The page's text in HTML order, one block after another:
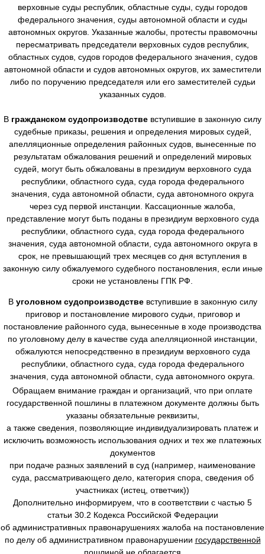
верховные суды республик, областные суды, суды городов
федерального значения, суды автономной области и суды
автономных округов. Указанные жалобы, протесты правомочны
пересматривать председатели верховных судов республик,
областных судов, судов городов федерального значения, судов
автономной области и судов автономных округов, их заместители
либо по поручению председателя или его заместителей судьи
указанных судов.
В гражданском судопроизводстве вступившие в законную силу
судебные приказы, решения и определения мировых судей,
апелляционные определения районных судов, вынесенные по
результатам обжалования решений и определений мировых
судей, могут быть обжалованы в президиум верховного суда
республики, областного суда, суда города федерального
значения, суда автономной области, суда автономного округа
через суд первой инстанции. Кассационные жалоба,
представление могут быть поданы в президиум верховного суда
республики, областного суда, суда города федерального
значения, суда автономной области, суда автономного округа в
срок, не превышающий трех месяцев со дня вступления в
законную силу обжалуемого судебного постановления, если иные
сроки не установлены ГПК РФ.
В уголовном судопроизводствевступившие в законную силу
приговор и постановление мирового судьи, приговор и
постановление районного суда, вынесенные в ходе производства
по уголовному делу в качестве суда апелляционной инстанции,
обжалуются непосредственно в президиум верховного суда
республики, областного суда, суда города федерального
значения, суда автономной области, суда автономного округа.
Обращаем внимание граждан и организаций, что при оплате
государственной пошлины в платежном документе должны быть
указаны обязательные реквизиты,
а также сведения, позволяющие индивидуализировать платеж и
исключить возможность использования одних и тех же платежных
документов
при подаче разных заявлений в суд (например, наименование
суда, рассматривающего дело, категория спора, сведения об
участниках (истец, ответчик))
Дополнительно информируем, что в соответствии с частью 5
статьи 30.2 Кодекса Российской Федерации
об административных правонарушениях жалоба на постановление
по делу об административном правонарушении государственной